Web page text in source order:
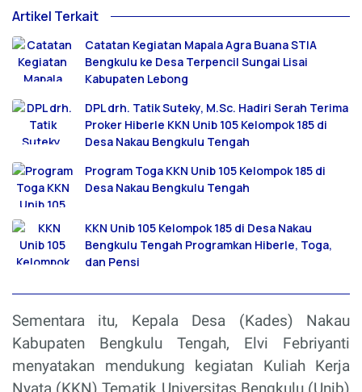
Artikel Terkait
Catatan Kegiatan Mapala Agra Buana STIA
Bengkulu ke Desa Terpencil Sungai Lisai
Kabupaten Lebong
DPL drh. Tatik Suteky, M.Sc. Hadiri Serah Terima
Proker Hiberle KKN Unib 105 Kelompok 185 di
Desa Nakau Bengkulu Tengah
Program Toga KKN Unib 105 Kelompok 185 di
Desa Nakau Bengkulu Tengah
KKN Unib 105 Kelompok 185 di Desa Nakau
Bengkulu Tengah Programkan Hiberle, Toga,
dan Pensi
Sementara itu, Kepala Desa (Kades) Nakau
Kabupaten Bengkulu Tengah, Elvi Febriyanti
menyatakan mendukung kegiatan Kuliah Kerja